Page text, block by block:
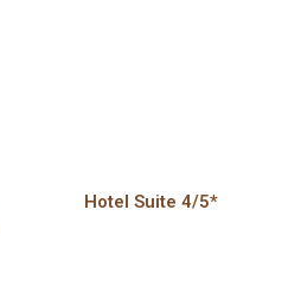
Hotel Suite 4/5*